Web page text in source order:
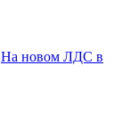
На новом ЛДС в